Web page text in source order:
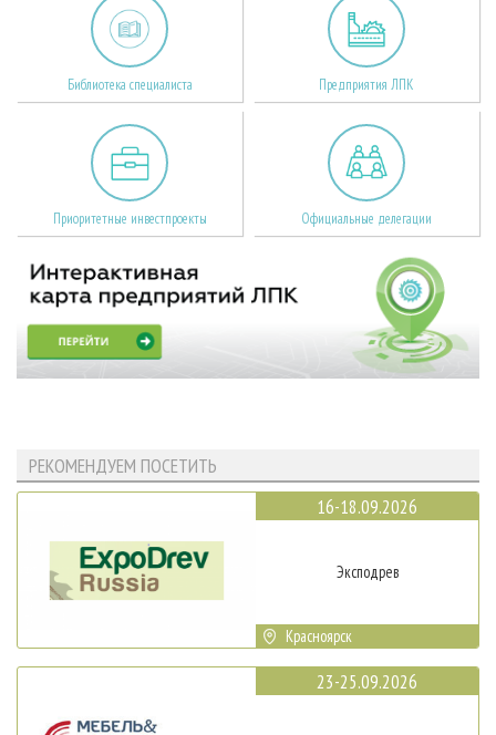
Библиотека специалиста Предприятия ЛПК
Приоритетные инвестпроекты Официальные делегации
РЕКОМЕНДУЕМ ПОСЕТИТЬ
16-18.09.2026
Эксподрев
Красноярск
23-25.09.2026